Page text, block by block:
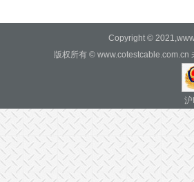
Copyright ©
版权所有 © www.cotestcable.com.cn